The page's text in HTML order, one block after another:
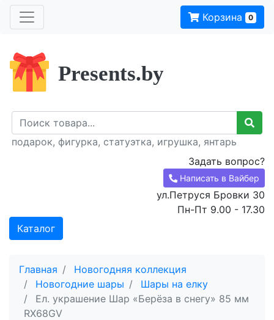
Корзина 0
Presents.by
подарок, фигурка, статуэтка, игрушка, янтарь
Задать вопрос?
Написать в Вайбер
ул.Петруся Бровки 30
Пн-Пт 9.00 - 17.30
Каталог
Главная
Новогодняя коллекция
Новогодние шары
Шары на елку
Ел. украшение Шар «Берёза в снегу» 85 мм
RX68GV